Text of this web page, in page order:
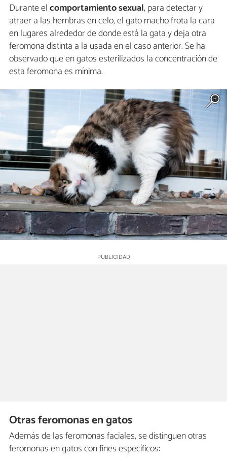
Durante elcomportamiento sexual, para detectar y
atraer a las hembras en celo, el gato macho frota la cara
en lugares alrededor de donde está la gata y deja otra
feromona distinta a la usada en el caso anterior. Se ha
observado que en gatos esterilizados la concentración de
esta feromona es mínima.
Otras feromonas en gatos
Además de las feromonas faciales, se distinguen otras
feromonas en gatos con fines específicos: